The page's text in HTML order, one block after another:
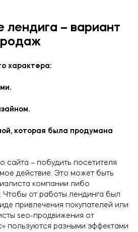
лендига – вариант
характера:
которая была продумана
сайта – побудить посетителя
действие. Это может быть
компании либо
Чтобы от работы лендинга был
привлечения покупателей или
seo-продвижения от
пользуются разными эффектами